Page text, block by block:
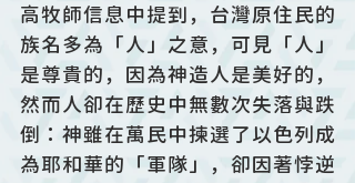
高牧師信息中提到，台灣原住民的
族名多為「人」之意，可見「人」
是尊貴的，因為神造人是美好的，
然而人卻在歷史中無數次失落與跌
倒：神雖在萬民中揀選了以色列成
為耶和華的「軍隊」，卻因著悖逆